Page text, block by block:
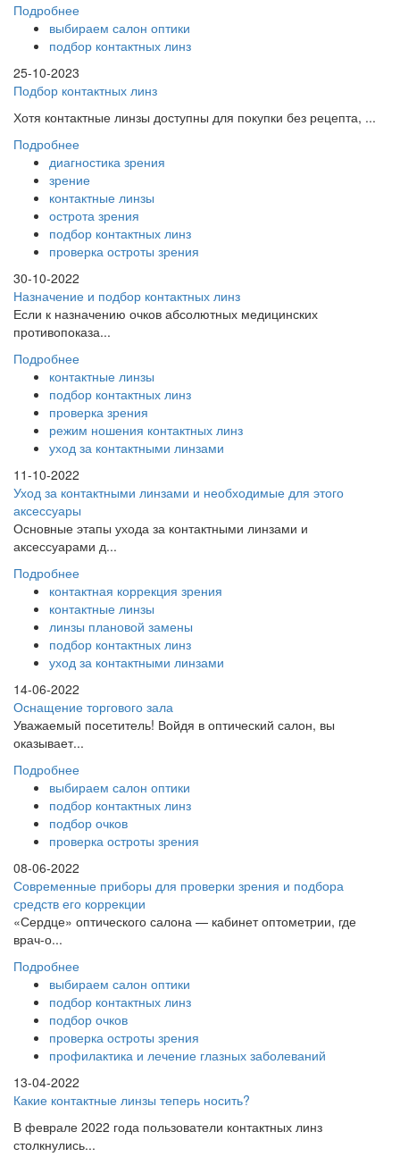
Подробнее
выбираем салон оптики
подбор контактных линз
25-10-2023
Подбор контактных линз
Хотя контактные линзы доступны для покупки без рецепта, ...
Подробнее
диагностика зрения
зрение
контактные линзы
острота зрения
подбор контактных линз
проверка остроты зрения
30-10-2022
Назначение и подбор контактных линз
Если к назначению очков абсолютных медицинских
противопоказа...
Подробнее
контактные линзы
подбор контактных линз
проверка зрения
режим ношения контактных линз
уход за контактными линзами
11-10-2022
Уход за контактными линзами и необходимые для этого
аксессуары
Основные этапы ухода за контактными линзами и
аксессуарами д...
Подробнее
контактная коррекция зрения
контактные линзы
линзы плановой замены
подбор контактных линз
уход за контактными линзами
14-06-2022
Оснащение торгового зала
Уважаемый посетитель! Войдя в оптический салон, вы
оказывает...
Подробнее
выбираем салон оптики
подбор контактных линз
подбор очков
проверка остроты зрения
08-06-2022
Современные приборы для проверки зрения и подбора
средств его коррекции
«Сердце» оптического салона — кабинет оптометрии, где
врач-о...
Подробнее
выбираем салон оптики
подбор контактных линз
подбор очков
проверка остроты зрения
профилактика и лечение глазных заболеваний
13-04-2022
Какие контактные линзы теперь носить?
В феврале 2022 года пользователи контактных линз
столкнулись...